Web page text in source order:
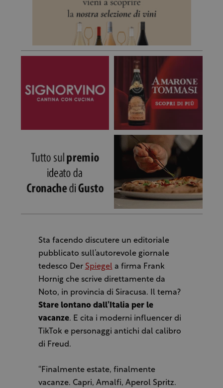
Sta facendo discutere un editoriale
pubblicato sull’autorevole giornale
tedesco Der Spiegel a firma Frank
Hornig che scrive direttamente da
Noto, in provincia di Siracusa. Il tema?
Stare lontano dall’Italia per le
vacanze. E cita i moderni influencer di
TikTok e personaggi antichi dal calibro
di Freud.
“Finalmente estate, finalmente
vacanze. Capri, Amalfi, Aperol Spritz.